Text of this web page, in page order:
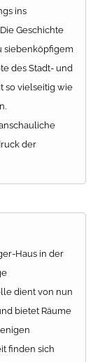
ins
Geschichte
siebenköpfigem
des Stadt- und
so vielseitig wie
der
Haus in der
dient von nun
bietet Räume
finden sich